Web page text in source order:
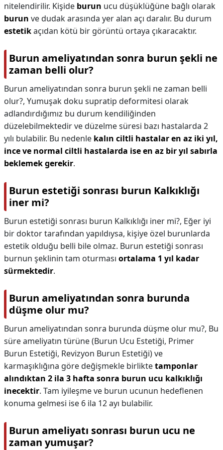
nitelendirilir. Kişide burun ucu düşüklüğüne bağlı olarak
burun ve dudak arasında yer alan açı daralır. Bu durum
estetikaçıdan kötü bir görüntü ortaya çıkaracaktır.
Burun ameliyatından sonra burun şekli ne
zaman belli olur?
Burun ameliyatından sonra burun şekli ne zaman belli
olur?, Yumuşak doku supratip deformitesi olarak
adlandırdığımız bu durum kendiliğinden
düzelebilmektedir ve düzelme süresi bazı hastalarda 2
yılı bulabilir. Bu nedenle kalın ciltli hastalar en az iki yıl,
ince ve normal ciltli hastalarda ise en az bir yıl sabırla
beklemek gerekir.
Burun estetiği sonrası burun Kalkıklığı
iner mi?
Burun estetiği sonrası burun Kalkıklığı iner mi?, Eğer iyi
bir doktor tarafından yapıldıysa, kişiye özel burunlarda
estetik olduğu belli bile olmaz. Burun estetiği sonrası
burnun şeklinin tam oturması ortalama 1 yıl kadar
sürmektedir.
Burun ameliyatından sonra burunda
düşme olur mu?
Burun ameliyatından sonra burunda düşme olur mu?, Bu
süre ameliyatın türüne (Burun Ucu Estetiği, Primer
Burun Estetiği, Revizyon Burun Estetiği) ve
karmaşıklığına göre değişmekle birliktetamponlar
alındıktan 2 ila 3 hafta sonra burun ucu kalkıklığı
inecektir. Tam iyileşme ve burun ucunun hedeflenen
konuma gelmesi ise 6 ila 12 ayı bulabilir.
Burun ameliyatı sonrası burun ucu ne
zaman yumuşar?